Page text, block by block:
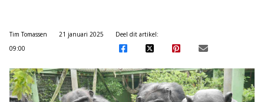
Tim Tomassen
21 januari 2025
09:00
Deel dit artikel: